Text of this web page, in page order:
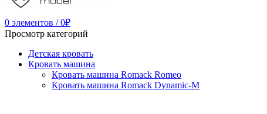
0 элементов / 0₽
Просмотр категорий
Детская кровать
Кровать машина
Кровать машина Romack Romeo
Кровать машина Romack Dynamic-M